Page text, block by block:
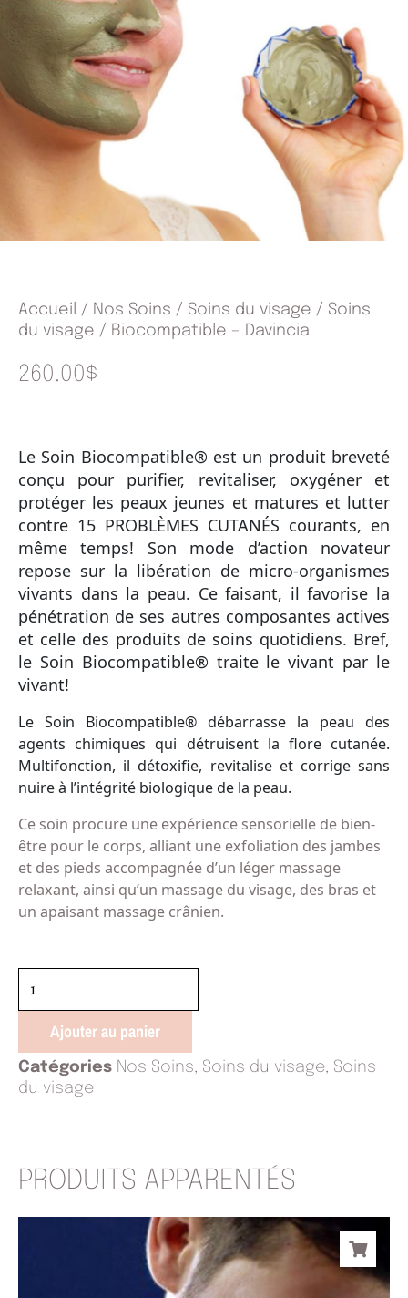
Accueil / Nos Soins / Soins du visage / Soins
du visage / Biocompatible – Davincia
260.00$
Le Soin Biocompatible® est un produit breveté
conçu pour purifier, revitaliser, oxygéner et
protéger les peaux jeunes et matures et lutter
contre 15 PROBLÈMES CUTANÉS courants, en
même temps! Son mode d’action novateur
repose sur la libération de micro-organismes
vivants dans la peau. Ce faisant, il favorise la
pénétration de ses autres composantes actives
et celle des produits de soins quotidiens. Bref,
le Soin Biocompatible® traite le vivant par le
vivant!
Le Soin Biocompatible® débarrasse la peau des
agents chimiques qui détruisent la flore cutanée.
Multifonction, il détoxifie, revitalise et corrige sans
nuire à l’intégrité biologique de la peau.
Ce soin procure une expérience sensorielle de bien-
être pour le corps, alliant une exfoliation des jambes
et des pieds accompagnée d’un léger massage
relaxant, ainsi qu’un massage du visage, des bras et
un apaisant massage crânien.
de
Davincia
Ajouter au panier
Catégories Nos Soins, Soins du visage, Soins
du visage
PRODUITS APPARENTÉS